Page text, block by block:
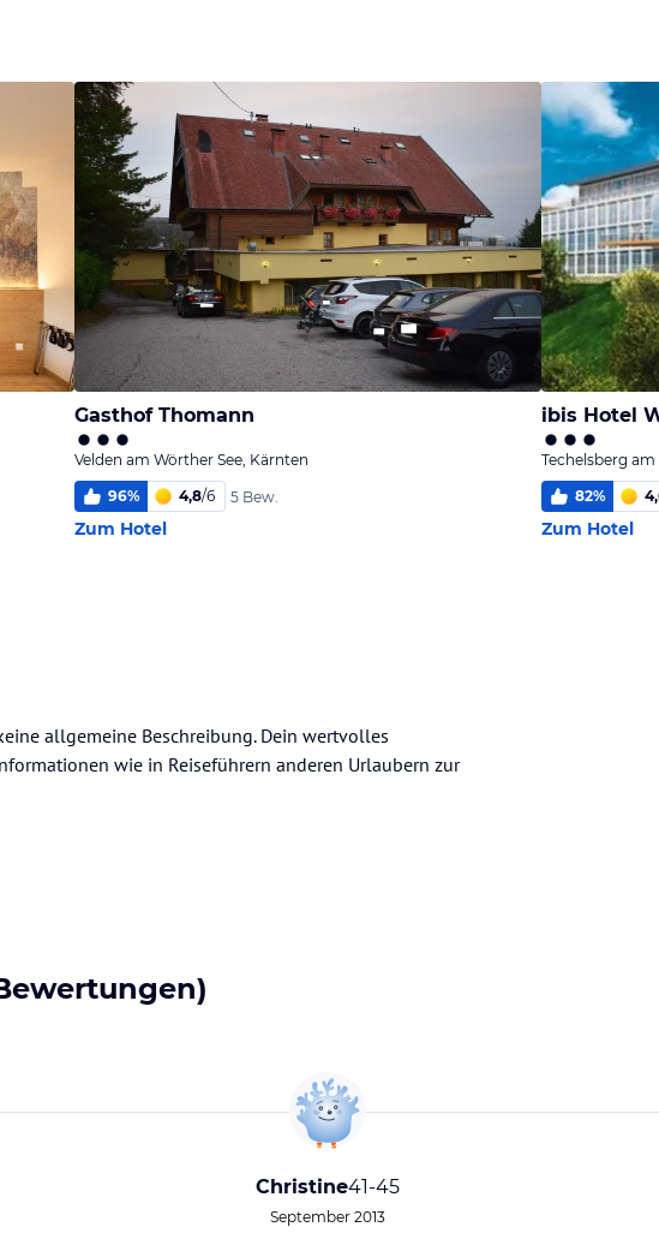
Gasthof Thomann
Velden am Wörther See, Kärnten
96% 4,8/6 5 Bew.
Zum Hotel
ibis Hotel
Techelsberg
82%
Zum Hotel
allgemeine Beschreibung. Dein wertvolles
wie in Reiseführern anderen Urlaubern zur
Christine41-45
September 2013